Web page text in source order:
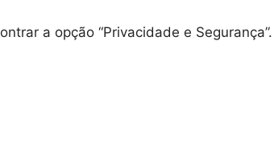
a opção “Privacidade e Segurança”.